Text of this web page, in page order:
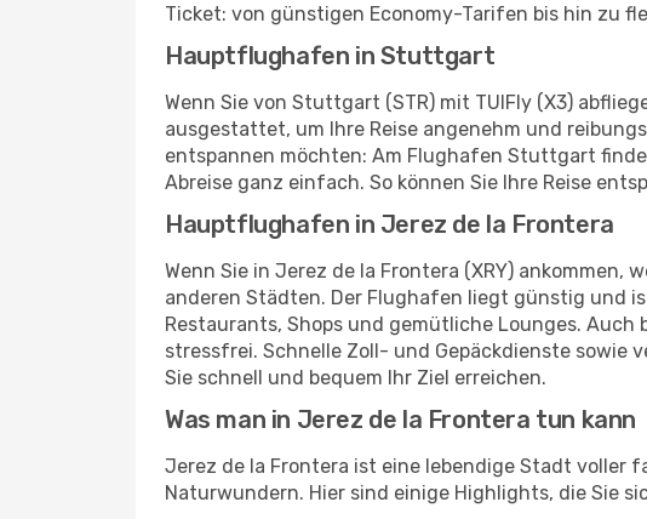
Ticket: von günstigen Economy-Tarifen bis hin zu
Hauptflughafen in Stuttgart
Wenn Sie von Stuttgart (STR) mit TUIFly (X3)
ausgestattet, um Ihre Reise angenehm und
entspannen möchten: Am Flughafen Stuttgart
Abreise ganz einfach. So können Sie Ihre Reise
Hauptflughafen in Jerez de la Frontera
Wenn Sie in Jerez de la Frontera (XRY)
anderen Städten. Der Flughafen liegt günstig und
Restaurants, Shops und gemütliche Lounges. Auch
stressfrei. Schnelle Zoll- und Gepäckdienste sowie
Sie schnell und bequem Ihr Ziel erreichen.
Was man in Jerez de la Frontera tun kann
Jerez de la Frontera ist eine lebendige Stadt voller
Naturwundern. Hier sind einige Highlights, die Sie